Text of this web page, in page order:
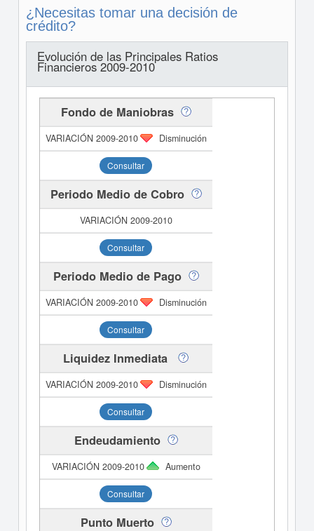
¿Necesitas tomar una decisión de
crédito?
Evolución de las Principales Ratios
Financieros 2009-2010
Fondo de Maniobras
Disminución
Consultar
Periodo Medio de Cobro
Consultar
Periodo Medio de Pago
Disminución
Consultar
Liquidez Inmediata
Disminución
Consultar
Endeudamiento
Aumento
Consultar
Punto Muerto